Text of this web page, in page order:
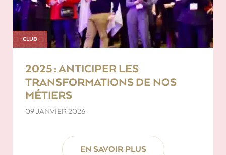
CLUB
2025 : ANTICIPER LES
TRANSFORMATIONS DE NOS
MÉTIERS
09 JANVIER 2026
EN SAVOIR PLUS